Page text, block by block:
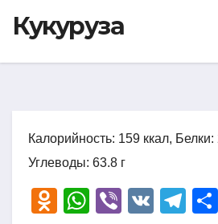
Кукуруза
Калорийность: 159 ккал,
Углеводы: 63.8 г
O
W
Vi
V
T